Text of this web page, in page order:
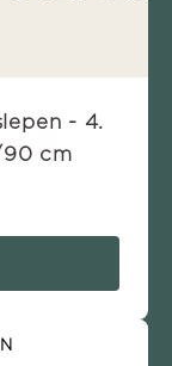
- 4.
cm